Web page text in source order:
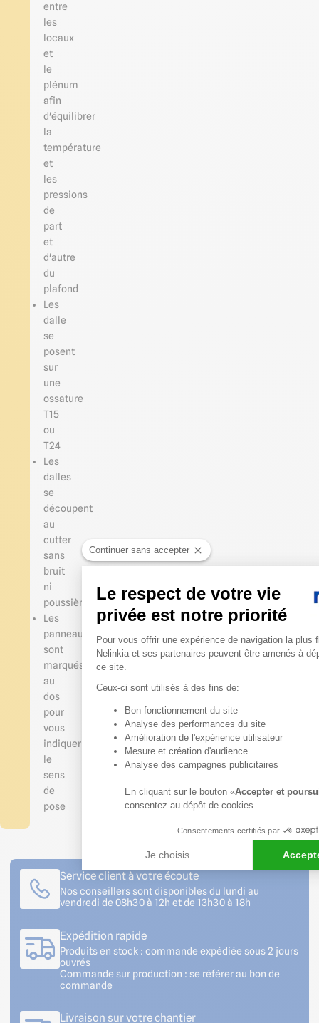
entre
les
locaux
et
le
plénum
afin
d'équilibrer
la
température
et
les
pressions
de
part
et
d'autre
du
plafond
Les
dalle
se
posent
sur
une
ossature
T15
ou
T24
Les
dalles
se
découpent
au
cutter
sans
bruit
ni
poussière
Les
panneaux
sont
marqués
au
dos
pour
vous
indiquer
le
sens
de
pose
Service client à votre écoute
Nos conseillers sont disponibles du lundi au
vendredi de 08h30 à 12h et de 13h30 à 18h
Expédition rapide
Produits en stock : commande expédiée sous 2 jours
ouvrés
Commande sur production : se référer au bon de
commande
Livraison sur votre chantier
Continuer sans accepter
Le respect de votre vie
privée est notre priorité
Plateforme de Gestion du
Pour vous offrir une expérience de navigation la plus
Nelinkia et ses partenaires peuvent être amenés à
ce site.
Ceux-ci sont utilisés à des fins de:
Bon fonctionnement du site
Analyse des performances du site
Amélioration de l'expérience utilisateur
Mesure et création d'audience
Analyse des campagnes publicitaires
En cliquant sur le bouton «Accepter et
consentez au dépôt de cookies.
Consentements certifiés par
Je choisis
Axeptio consent